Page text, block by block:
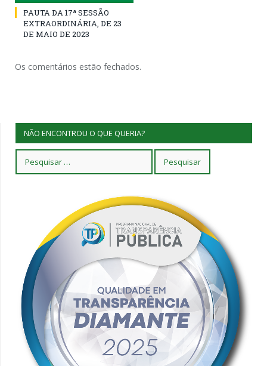
PAUTA DA 17ª SESSÃO
EXTRAORDINÁRIA, DE 23
DE MAIO DE 2023
Os comentários estão fechados.
NÃO ENCONTROU O QUE QUERIA?